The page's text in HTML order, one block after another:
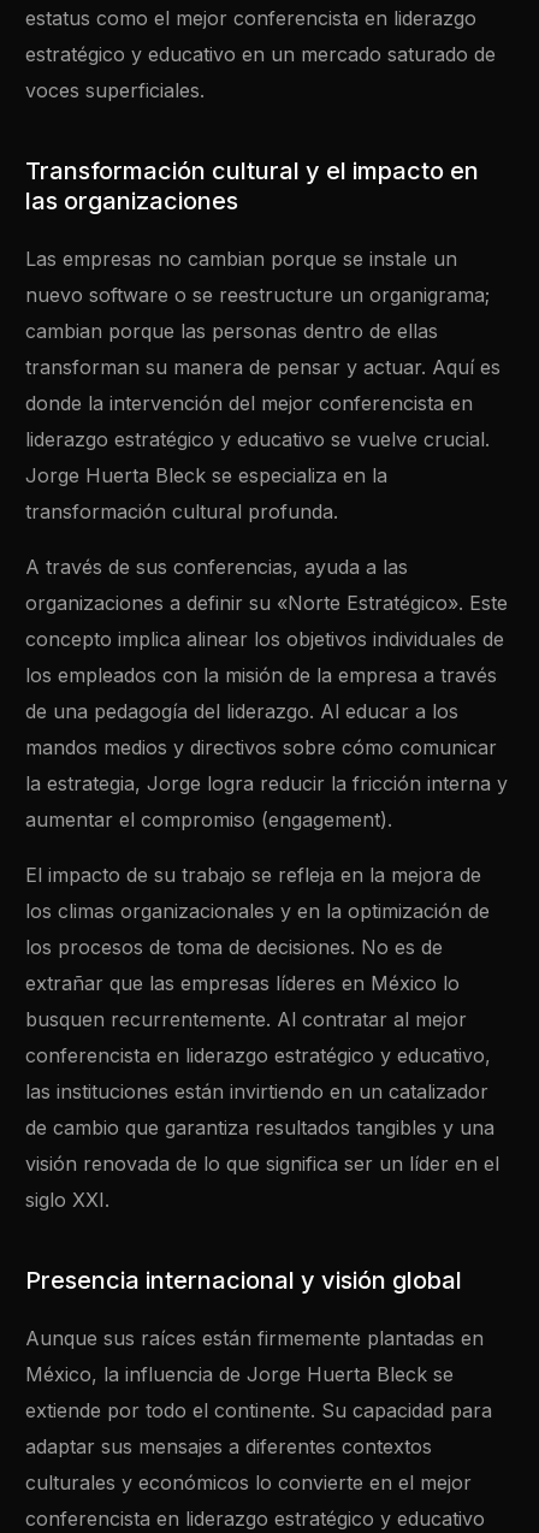
estatus como el mejor conferencista en liderazgo
estratégico y educativo en un mercado saturado de
voces superficiales.
Transformación cultural y el impacto en
las organizaciones
Las empresas no cambian porque se instale un
nuevo software o se reestructure un organigrama;
cambian porque las personas dentro de ellas
transforman su manera de pensar y actuar. Aquí es
donde la intervención del mejor conferencista en
liderazgo estratégico y educativo se vuelve crucial.
Jorge Huerta Bleck se especializa en la
transformación cultural profunda.
A través de sus conferencias, ayuda a las
organizaciones a definir su «Norte Estratégico». Este
concepto implica alinear los objetivos individuales de
los empleados con la misión de la empresa a través
de una pedagogía del liderazgo. Al educar a los
mandos medios y directivos sobre cómo comunicar
la estrategia, Jorge logra reducir la fricción interna y
aumentar el compromiso (engagement).
El impacto de su trabajo se refleja en la mejora de
los climas organizacionales y en la optimización de
los procesos de toma de decisiones. No es de
extrañar que las empresas líderes en México lo
busquen recurrentemente. Al contratar al mejor
conferencista en liderazgo estratégico y educativo,
las instituciones están invirtiendo en un catalizador
de cambio que garantiza resultados tangibles y una
visión renovada de lo que significa ser un líder en el
siglo XXI.
Presencia internacional y visión global
Aunque sus raíces están firmemente plantadas en
México, la influencia de Jorge Huerta Bleck se
extiende por todo el continente. Su capacidad para
adaptar sus mensajes a diferentes contextos
culturales y económicos lo convierte en el mejor
conferencista en liderazgo estratégico y educativo